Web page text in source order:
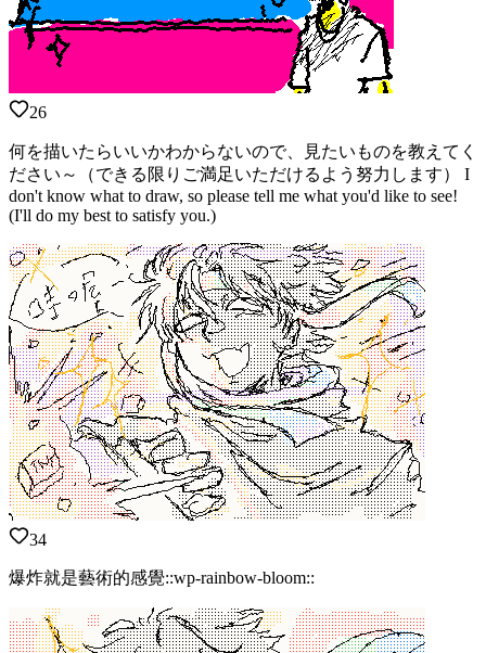
26
何を描いたらいいかわからないので、見たいものを教えてく
ださい～（できる限りご満足いただけるよう努力します） I
don't know what to draw, so please tell me what you'd like to see!
(I'll do my best to satisfy you.)
34
爆炸就是藝術的感覺::wp-rainbow-bloom::